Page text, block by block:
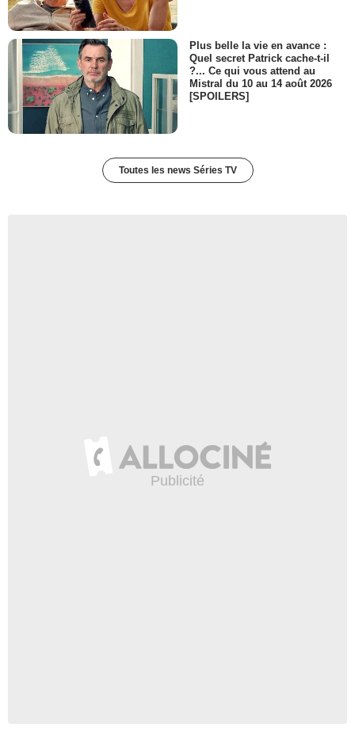
Plus belle la vie en avance :
Quel secret Patrick cache-t-il
?... Ce qui vous attend au
Mistral du 10 au 14 août 2026
[SPOILERS]
Toutes les news Séries TV